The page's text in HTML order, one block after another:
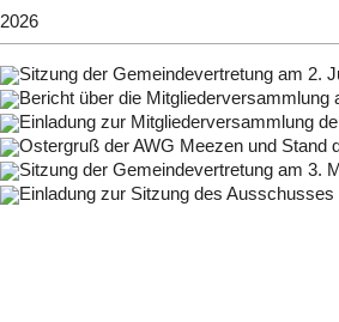
2026
Sitzung der Gemeindevertretung am 2.
Bericht über die Mitgliederversammlung
Einladung zur Mitgliederversammlung
Ostergruß der AWG Meezen und Stand
Sitzung der Gemeindevertretung am 3.
Einladung zur Sitzung des